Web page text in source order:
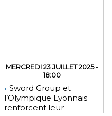
MERCREDI 23 JUILLET 2025 -
18:00
Sword Group et
l’Olympique Lyonnais
renforcent leur